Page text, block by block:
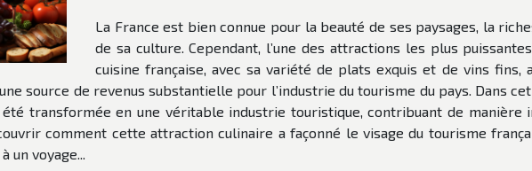
La France est bien connue pour la beauté de ses paysages, la
de sa culture. Cependant, l’une des attractions les plus
cuisine française, avec sa variété de plats exquis et de vins
source de revenus substantielle pour l’industrie du tourisme du pays. Dans
transformée en une véritable industrie touristique, contribuant de manière
comment cette attraction culinaire a façonné le visage du tourisme
un voyage...